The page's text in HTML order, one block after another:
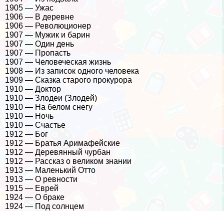
1905 — Ужас
1906 — В деревне
1906 — Революционер
1907 — Мужик и барин
1907 — Один день
1907 — Пропасть
1907 — Человеческая жизнь
1908 — Из записок одного человека
1909 — Сказка старого прокурора
1910 — Доктор
1910 — Злодеи (Злодей)
1910 — На белом снегу
1910 — Ночь
1910 — Счастье
1912 — Бог
1912 — Братья Аримафейские
1912 — Деревянный чурбан
1912 — Рассказ о великом знании
1913 — Маленький Отто
1913 — О ревности
1915 — Еврей
1924 — О бpaке
1924 — Под солнцем